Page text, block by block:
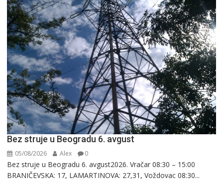
Bez struje u Beogradu 6. avgust
05/08/2026 Alex 0
Bez struje u Beogradu 6. avgust2026. Vračar 08:30 – 15:00
BRANIČEVSKA: 17, LAMARTINOVA: 27,31, Voždovac 08:30...